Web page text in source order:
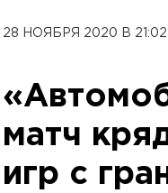
28 НОЯБРЯ 2020 В 21:02
матч
игр с